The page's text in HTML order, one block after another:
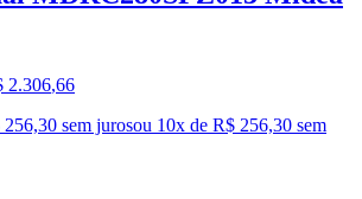
2.306,66
sem jurosou 10x de R$ 256,30 sem